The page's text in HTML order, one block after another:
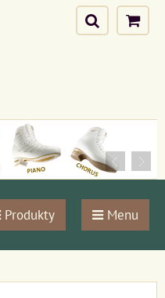
Produkty Menu